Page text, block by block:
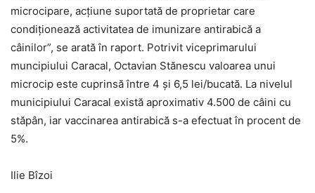
microcipare, acţiune suportată de proprietar care
condiţionează activitatea de imunizare antirabică a
câinilor”, se arată în raport. Potrivit viceprimarului
muncipiului Caracal, Octavian Stănescu valoarea unui
microcip este cuprinsă între 4 şi 6,5 lei/bucată. La nivelul
municipiului Caracal există aproximativ 4.500 de câini cu
stăpân, iar vaccinarea antirabică s-a efectuat în procent de
5%.
Ilie Bîzoi